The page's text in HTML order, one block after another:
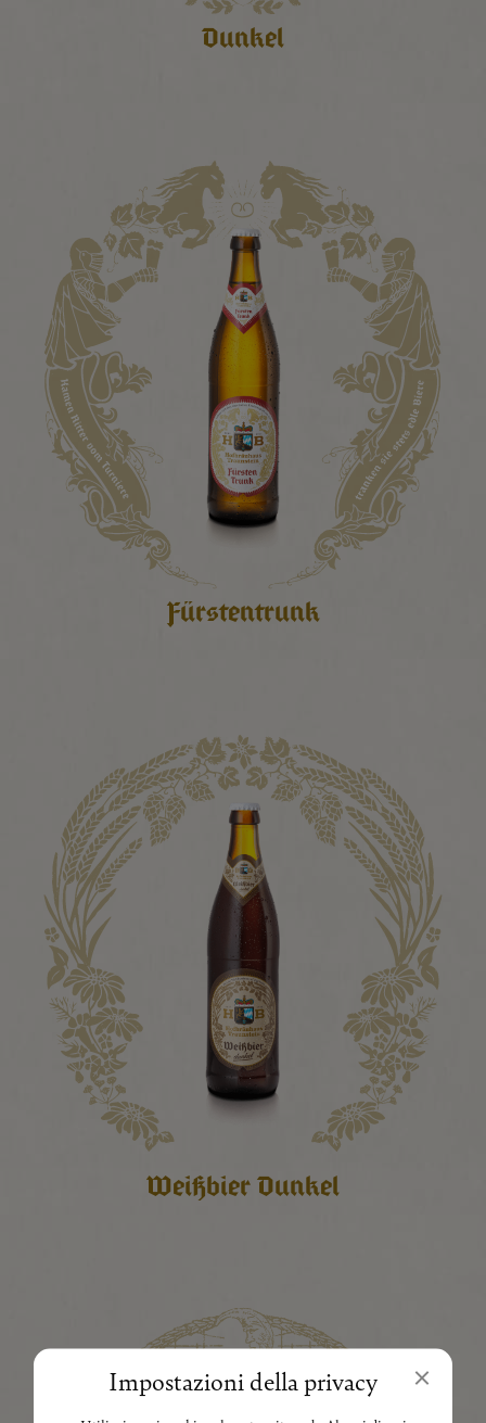
Dunkel
Fürstentrunk
Weißbier Dunkel
Impostazioni della privacy